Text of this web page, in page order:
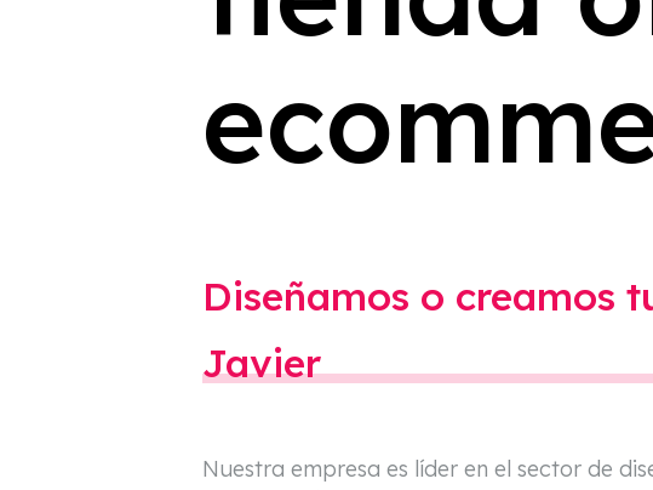
Diseñamos o creamos
Javier
Nuestra empresa es líder en el sector de